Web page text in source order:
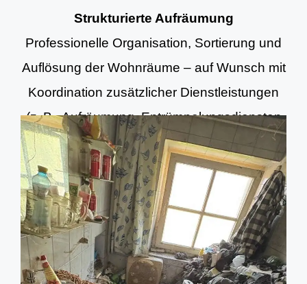
Strukturierte Aufräumung
Professionelle Organisation, Sortierung und
Auflösung der Wohnräume – auf Wunsch mit
Koordination zusätzlicher Dienstleistungen
(z. B. Aufräumung, Entrümpelungsdiensten
und Grundreinigung).